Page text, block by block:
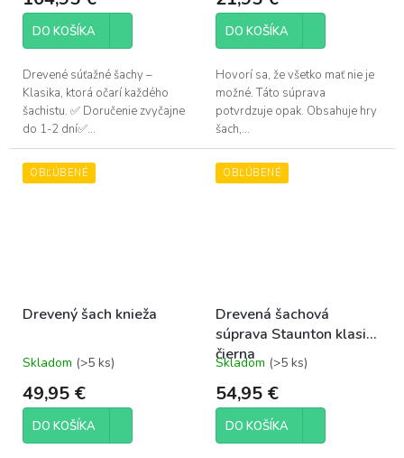
produktu
5,0
5
hviezdičiek.
DO KOŠÍKA
Drevené súťažné šachy –
Klasika, ktorá očarí každého
šachistu. ✅ Doručenie zvyčajne
do 1-2 dní✅...
produktu
5,0
5
hviezdičiek.
DO KOŠÍKA
Hovorí sa, že všetko mať nie je
možné. Táto súprava
potvrdzuje opak. Obsahuje hry
šach,...
OBĽÚBENÉ
Drevený šach knieža
Priemerné
produktu
5,0
Skladom (>5 ks)
49,95 €
DO KOŠÍKA
OBĽÚBENÉ
Drevená šachová
súprava Staunton klasik
čierna
Priemerné
produktu
5,0
Skladom (>5 ks)
54,95 €
DO KOŠÍKA